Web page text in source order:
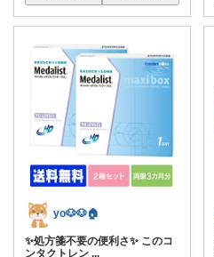
yo🐶🐶🏠
✨処方箋不要の便利さ✨ このコ
ンタクトレン ...